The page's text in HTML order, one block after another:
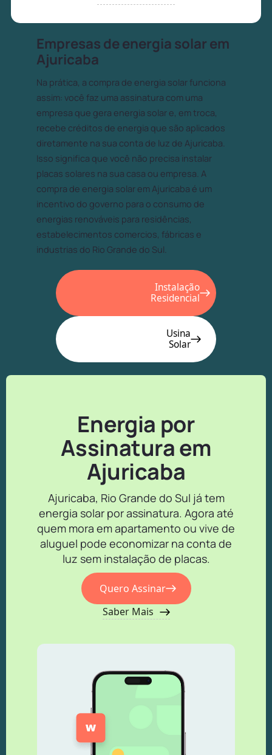
Empresas de energia solar em
Ajuricaba
Na prática, a compra de energia solar funciona
assim: você faz uma assinatura com uma
empresa que gera energia solar e, em troca,
recebe créditos de energia que são aplicados
diretamente na sua conta de luz de Ajuricaba.
Isso significa que você não precisa instalar
placas solares na sua casa ou empresa. A
compra de energia solar em Ajuricaba é um
incentivo do governo para o consumo de
energias renováveis para residências,
estabelecimentos comercios, fábricas e
industrias do Rio Grande do Sul.
Instalação
Residencial
Usina
Solar
Energia por
Assinatura em
Ajuricaba
Ajuricaba, Rio Grande do Sul já tem
energia solar por assinatura. Agora até
quem mora em apartamento ou vive de
aluguel pode economizar na conta de
luz sem instalação de placas.
Quero Assinar
Saber Mais